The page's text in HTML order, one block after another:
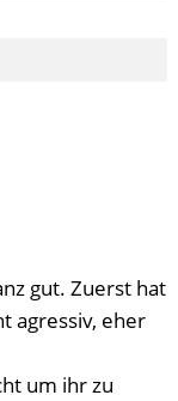
gut. Zuerst hat
agressiv, eher
um ihr zu